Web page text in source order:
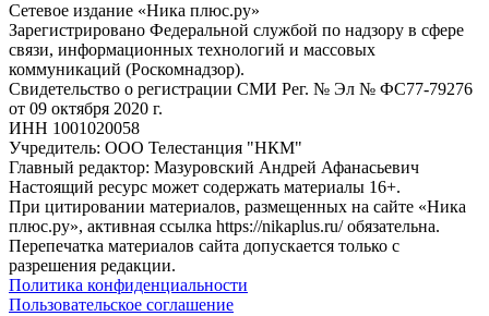
Сетевое издание «Ника плюс.ру»
Зарегистрировано Федеральной службой по надзору в сфере
связи, информационных технологий и массовых
коммуникаций (Роскомнадзор).
Свидетельство о регистрации СМИ Рег. № Эл № ФС77-79276
от 09 октября 2020 г.
ИНН 1001020058
Учредитель: ООО Телестанция "НКМ"
Главный редактор: Мазуровский Андрей Афанасьевич
Настоящий ресурс может содержать материалы 16+.
При цитировании материалов, размещенных на сайте «Ника
плюс.ру», активная ссылка https://nikaplus.ru/ обязательна.
Перепечатка материалов сайта допускается только с
разрешения редакции.
Политика конфиденциальности
Пользовательское соглашение